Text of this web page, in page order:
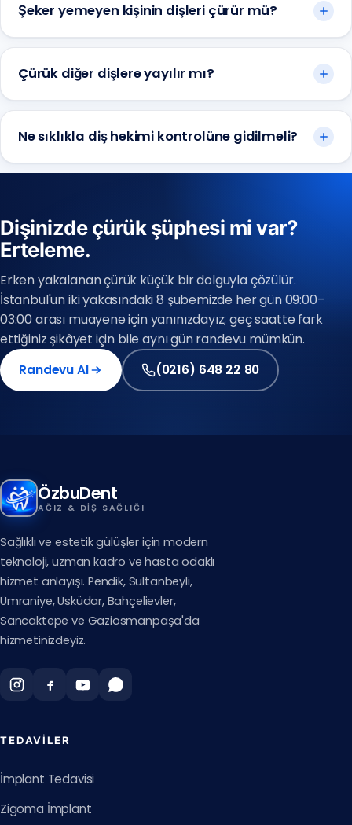
Şeker yemeyen kişinin dişleri çürür mü?
Çürük diğer dişlere yayılır mı?
Ne sıklıkla diş hekimi kontrolüne gidilmeli?
Dişinizde çürük şüphesi mi var?
Erteleme.
Erken yakalanan çürük küçük bir dolguyla çözülür.
İstanbul'un iki yakasındaki 8 şubemizde her gün 09:00–
03:00 arası muayene için yanınızdayız; geç saatte fark
ettiğiniz şikâyet için bile aynı gün randevu mümkün.
Randevu Al
(0216) 648 22 80
Avrupa Yakası
(0212) 909 88 80
ÖzbuDent
AĞIZ & DIŞ SAĞLIĞI
Sağlıklı ve estetik gülüşler için modern
teknoloji, uzman kadro ve hasta odaklı
hizmet anlayışı. Pendik, Sultanbeyli,
Ümraniye, Üsküdar, Bahçelievler,
Sancaktepe ve Gaziosmanpaşa'da
hizmetinizdeyiz.
TEDAVILER
İmplant Tedavisi
Zigoma İmplant